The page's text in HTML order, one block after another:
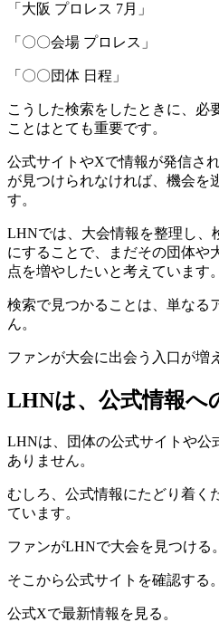
「大阪 プロレス 7月」
「〇〇会場 プロレス」
「〇〇団体 日程」
こうした検索をしたときに、必
ことはとても重要です。
公式サイトやXで情報が発信さ
が見つけられなければ、機会を
す。
LHNでは、大会情報を整理し、
にすることで、まだその団体や
点を増やしたいと考えています。
検索で見つかることは、単なる
ん。
ファンが大会に出会う入口が増
LHNは、公式情報へ
LHNは、団体の公式サイトや公
ありません。
むしろ、公式情報にたどり着く
ています。
ファンがLHNで大会を見つける。
そこから公式サイトを確認する。
公式Xで最新情報を見る。